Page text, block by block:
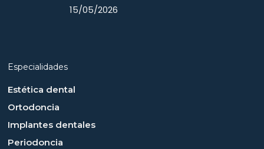
15/05/2026
Especialidades
Estética dental
Ortodoncia
Implantes dentales
Periodoncia